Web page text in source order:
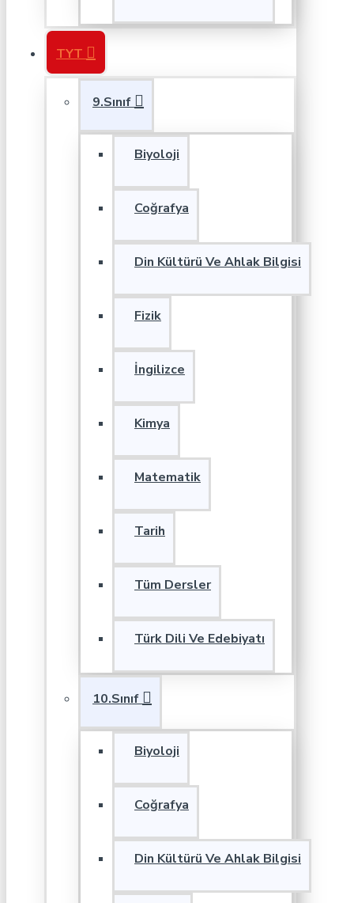
TYT
9.Sınıf
Biyoloji
Coğrafya
Din Kültürü Ve Ahlak Bilgisi
Fizik
İngilizce
Kimya
Matematik
Tarih
Tüm Dersler
Türk Dili Ve Edebiyatı
10.Sınıf
Biyoloji
Coğrafya
Din Kültürü Ve Ahlak Bilgisi